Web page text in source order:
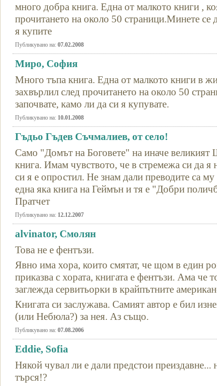
много добра книга. Една от малкото книги ,
прочитането на около 50 страници.Минете се
я купите
Публикувано на: 07.02.2008
Миро, София
Много тъпа книга. Една от малкото книги в
захвърлил след прочитането на около 50
започвате, камо ли да си я купувате.
Публикувано на: 10.01.2008
Гъдьо Гъдев Съчмалиев, от село!
Само "Домът на Боговете" на иначе великият
книга. Имам чувството, че в стремежа си да я
си я е опростил. Не знам дали преводите са
една яка книга на Геймън и тя е "Добри
Пратчет
Публикувано на: 12.12.2007
alvinator, Смолян
Това не е фентъзи.
Явно има хора, които смятат, че щом в един
приказва с хората, книгата е фентъзи. Ама че
заглежда сервитьорки в крайпътните
Книгата си заслужава. Самият автор е бил
(или Небюла?) за нея. Аз също.
Публикувано на: 07.08.2006
Eddie, Sofia
Някой чувал ли е дали предстои преиздавне...
търся!?